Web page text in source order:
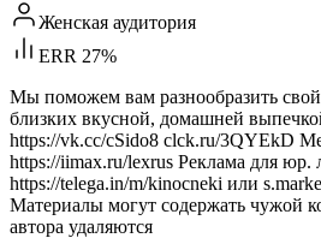
Женская аудитория
ERR 27%
Мы поможем вам разнообразить
близких вкусной, домашней
https://vk.cc/cSido8 clck.ru/3QYEkD
https://iimax.ru/lexrus Реклама для юр.
https://telega.in/m/kinocneki или
Материалы могут содержать чужой
автора удаляются